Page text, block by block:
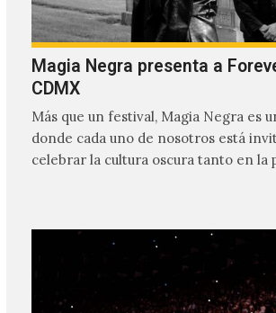
Magia Negra presenta a
CDMX
Más que un festival, Magia Negra es
donde cada uno de nosotros está
celebrar la cultura oscura tanto en la